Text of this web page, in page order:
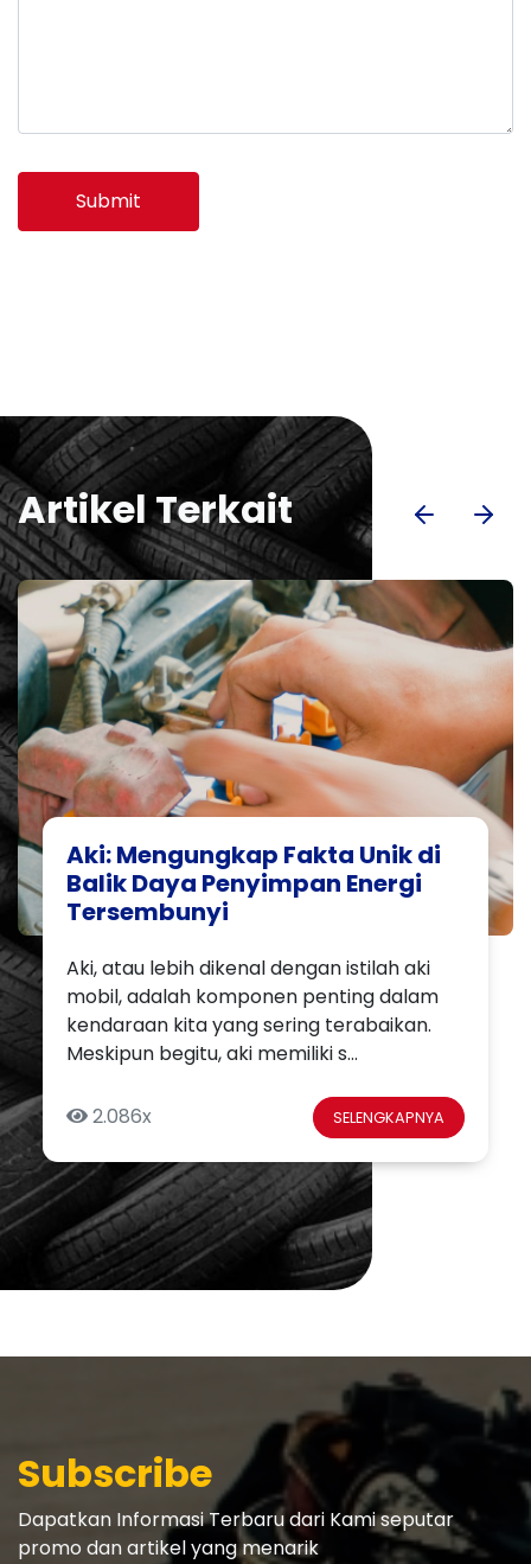
Submit
Artikel Terkait
Aki: Mengungkap Fakta Unik di
Balik Daya Penyimpan Energi
Tersembunyi
Aki, atau lebih dikenal dengan istilah aki
mobil, adalah komponen penting dalam
kendaraan kita yang sering terabaikan.
Meskipun begitu, aki memiliki s...
2.086x SELENGKAPNYA
Subscribe
Dapatkan Informasi Terbaru dari Kami seputar
promo dan artikel yang menarik